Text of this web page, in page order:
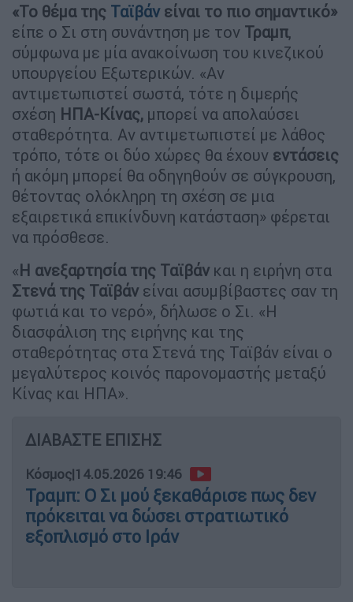
«Το θέμα της Ταϊβάν είναι το πιο σημαντικό»
είπε ο Σι στη συνάντηση με τον Τραμπ,
σύμφωνα με μία ανακοίνωση του κινεζικού
υπουργείου Εξωτερικών. «Αν
αντιμετωπιστεί σωστά, τότε η διμερής
σχέση ΗΠΑ-Κίνας, μπορεί να απολαύσει
σταθερότητα. Αν αντιμετωπιστεί με λάθος
τρόπο, τότε οι δύο χώρες θα έχουν εντάσεις
ή ακόμη μπορεί θα οδηγηθούν σε σύγκρουση,
θέτοντας ολόκληρη τη σχέση σε μια
εξαιρετικά επικίνδυνη κατάσταση» φέρεται
να πρόσθεσε.
«Η ανεξαρτησία της Ταϊβάν και η ειρήνη στα
Στενά της Ταϊβάν είναι ασυμβίβαστες σαν τη
φωτιά και το νερό», δήλωσε ο Σι. «Η
διασφάλιση της ειρήνης και της
σταθερότητας στα Στενά της Ταϊβάν είναι ο
μεγαλύτερος κοινός παρονομαστής μεταξύ
Κίνας και ΗΠΑ».
ΔΙΑΒΑΣΤΕ ΕΠΙΣΗΣ
Κόσμος|14.05.2026 19:46
Τραμπ: Ο Σι μού ξεκαθάρισε πως δεν
πρόκειται να δώσει στρατιωτικό
εξοπλισμό στο Ιράν